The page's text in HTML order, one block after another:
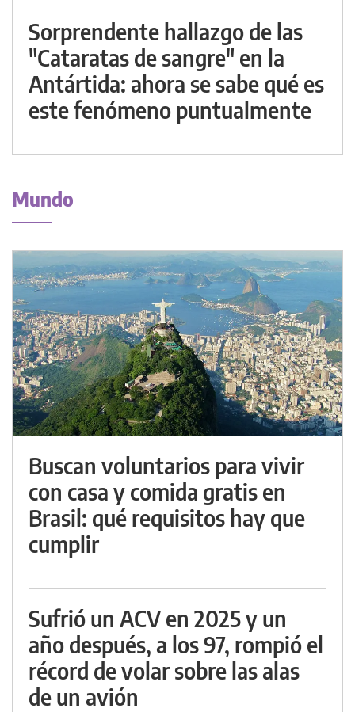
Sorprendente hallazgo de las
"Cataratas de sangre" en la
Antártida: ahora se sabe qué es
este fenómeno puntualmente
Mundo
Buscan voluntarios para vivir
con casa y comida gratis en
Brasil: qué requisitos hay que
cumplir
Sufrió un ACV en 2025 y un
año después, a los 97, rompió el
récord de volar sobre las alas
de un avión